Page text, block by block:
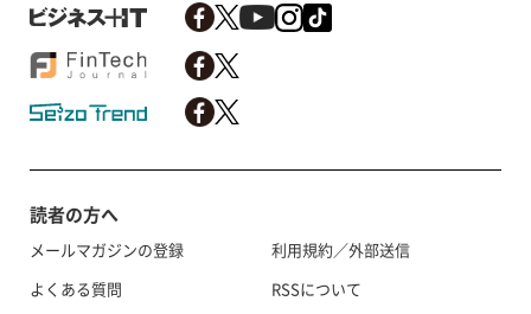
読者の方へ
メールマガジンの登録
よくある質問
利用規約／外部送信
RSSについて